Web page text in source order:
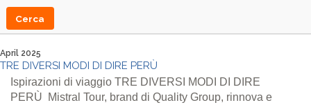
April 2025
TRE DIVERSI MODI DI DIRE PERÙ
Ispirazioni di viaggio TRE DIVERSI MODI DI DIRE
PERÙ Mistral Tour, brand di Quality Group, rinnova e